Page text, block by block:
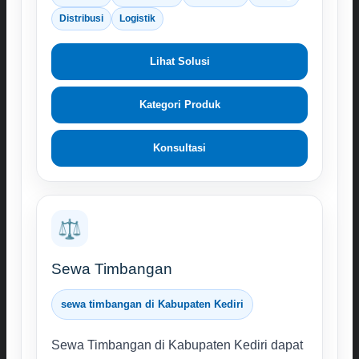
Distribusi Logistik
Lihat Solusi
Kategori Produk
Konsultasi
⚖️
Sewa Timbangan
sewa timbangan di Kabupaten Kediri
Sewa Timbangan di Kabupaten Kediri dapat